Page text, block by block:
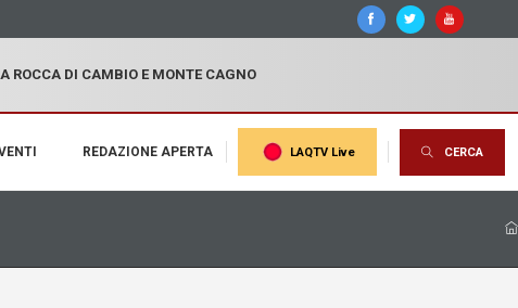
ROCCA DI CAMBIO E MONTE CAGNO
REDAZIONE APERTA LAQTV Live CERCA